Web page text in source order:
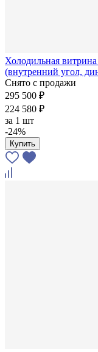
Холодильная
(внутренний угол,
Снято с продажи
295 500 ₽
224 580 ₽
за 1 шт
-24%
Купить